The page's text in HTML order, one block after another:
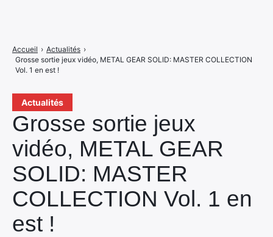
Actualités
Grosse sortie jeux
vidéo, METAL GEAR
SOLID: MASTER
COLLECTION Vol. 1 en
est !
Accueil › Actualités ›
Grosse sortie jeux vidéo, METAL GEAR SOLID: MASTER COLLECTION
Vol. 1 en est !